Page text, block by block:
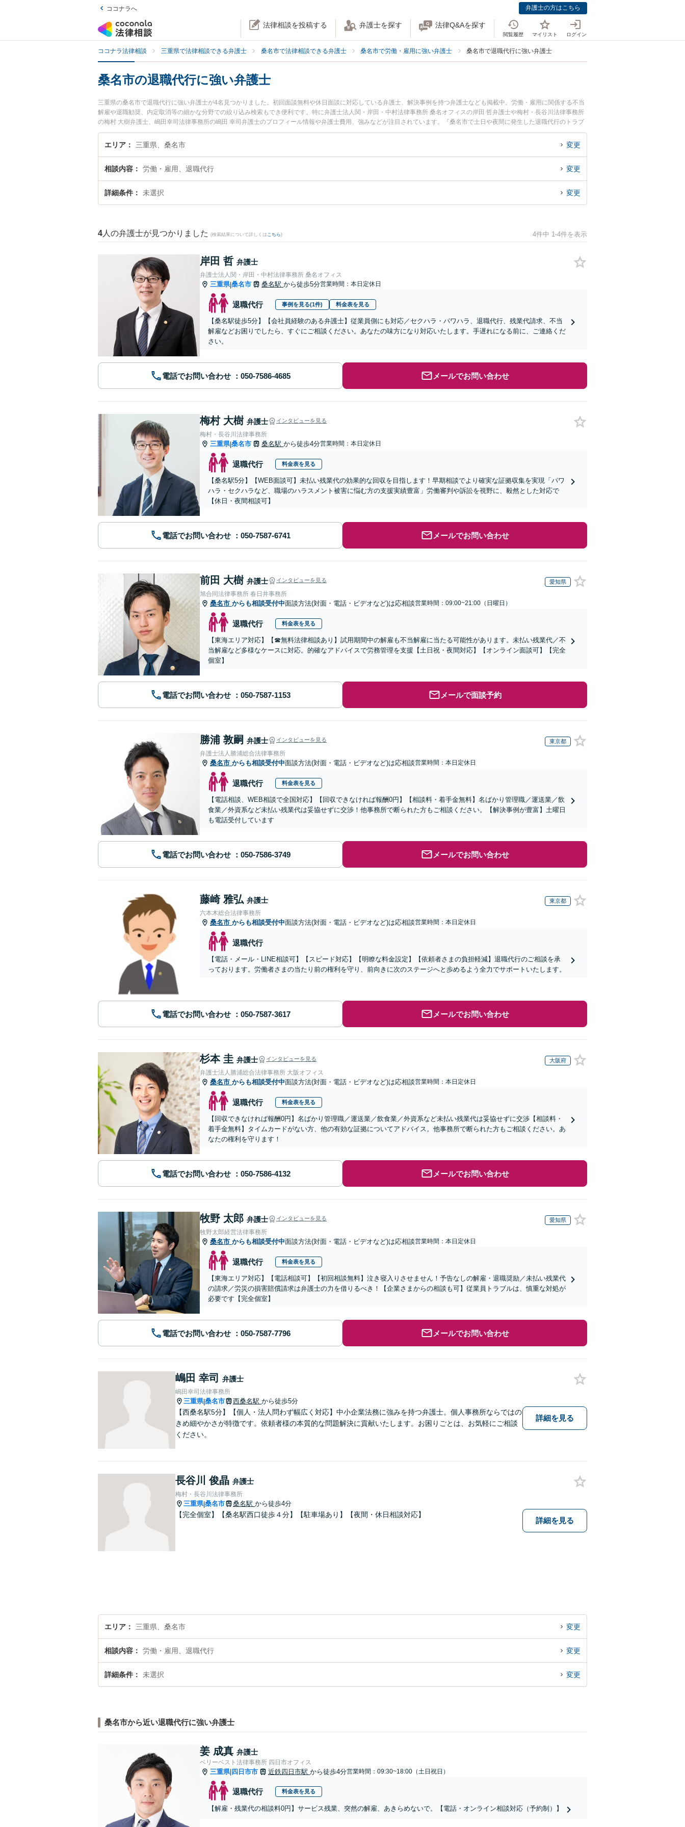
ココナラへ 弁護士の方はこちら
法律相談を投稿する 弁護士を探す 法律Q&Aを探す
閲覧履歴 マイリスト ログイン
ココナラ法律相談 三重県で法律相談できる弁護士 桑名市で法律相談できる弁護士 桑名市で労働・雇用に強い弁護士 桑名市で退職代行に強い弁護士
桑名市の退職代行に強い弁護士
三重県の桑名市で退職代行に強い弁護士が4名見つかりました。初回面談無料や休日面談に対応している弁護士、解決事例を持つ弁護士なども掲載中。労働・雇用に関係する不当
解雇や退職勧奨、内定取消等の細かな分野での絞り込み検索もでき便利です。特に弁護士法人関・岸田・中村法律事務所 桑名オフィスの岸田 哲弁護士や梅村・長谷川法律事務所
の梅村 大樹弁護士、嶋田幸司法律事務所の嶋田 幸司弁護士のプロフィール情報や弁護士費用、強みなどが注目されています。『桑名市で土日や夜間に発生した退職代行のトラブ
ルを今すぐに弁護士に相談したい』『退職代行のトラブル解決の実績豊富な近くの弁護士を検索したい』『初回相談無料で退職代行を法律相談できる桑名市内の弁護士に相談予約
したい』などでお困りの相談者さんにおすすめです。
エリア 三重県、桑名市 変更
相談内容 労働・雇用、退職代行 変更
詳細条件 未選択 変更
4 人の弁護士が見つかりました (検索結果について詳しくは こちら) 4件中 1-4件を表示
岸田 哲 弁護士
弁護士法人関・岸田・中村法律事務所 桑名オフィス
三重県|桑名市 桑名駅 から徒歩5分営業時間：本日定休日
退職代行 事例を見る(1件) 料金表を見る
【桑名駅徒歩5分】【会社員経験のある弁護士】従業員側にも対応／セクハラ・パワハラ、退職代行、残業代請求、不当
解雇などお困りでしたら、すぐにご相談ください。あなたの味方になり対応いたします。手遅れになる前に、ご連絡くだ
さい。
電話でお問い合わせ メールでお問い合わせ
梅村 大樹 弁護士 インタビューを見る
梅村・長谷川法律事務所
三重県|桑名市 桑名駅 から徒歩4分営業時間：本日定休日
退職代行 料金表を見る
【桑名駅5分】【WEB面談可】未払い残業代の効果的な回収を目指します！早期相談でより確実な証拠収集を実現「パワ
ハラ・セクハラなど、職場のハラスメント被害に悩む方の支援実績豊富」労働審判や訴訟を視野に、毅然とした対応で
【休日・夜間相談可】
電話でお問い合わせ メールでお問い合わせ
前田 大樹 弁護士 インタビューを見る 愛知県
旭合同法律事務所 春日井事務所
桑名市 からも相談受付中面談方法(対面・電話・ビデオなど)は応相談営業時間：09:00~21:00（日曜日）
退職代行 料金表を見る
【東海エリア対応】【☎︎無料法律相談あり】試用期間中の解雇も不当解雇に当たる可能性があります。未払い残業代／不
当解雇など多様なケースに対応。的確なアドバイスで労務管理を支援【土日祝・夜間対応】【オンライン面談可】【完全
個室】
電話でお問い合わせ メールで面談予約
勝浦 敦嗣 弁護士 インタビューを見る 東京都
弁護士法人勝浦総合法律事務所
桑名市 からも相談受付中面談方法(対面・電話・ビデオなど)は応相談営業時間：本日定休日
退職代行 料金表を見る
【電話相談、WEB相談で全国対応】【回収できなければ報酬0円】【相談料・着手金無料】名ばかり管理職／運送業／飲
食業／外資系など未払い残業代は妥協せずに交渉！他事務所で断られた方もご相談ください。【解決事例が豊富】土曜日
も電話受付しています
電話でお問い合わせ メールでお問い合わせ
藤崎 雅弘 弁護士 東京都
六本木総合法律事務所
桑名市 からも相談受付中面談方法(対面・電話・ビデオなど)は応相談営業時間：本日定休日
退職代行
【電話・メール・LINE相談可】【スピード対応】【明瞭な料金設定】【依頼者さまの負担軽減】退職代行のご相談を承
っております。労働者さまの当たり前の権利を守り、前向きに次のステージへと歩めるよう全力でサポートいたします。
電話でお問い合わせ メールでお問い合わせ
杉本 圭 弁護士 インタビューを見る 大阪府
弁護士法人勝浦総合法律事務所 大阪オフィス
桑名市 からも相談受付中面談方法(対面・電話・ビデオなど)は応相談営業時間：本日定休日
退職代行 料金表を見る
【回収できなければ報酬0円】名ばかり管理職／運送業／飲食業／外資系など未払い残業代は妥協せずに交渉【相談料・
着手金無料】タイムカードがない方、他の有効な証拠についてアドバイス。他事務所で断られた方もご相談ください。あ
なたの権利を守ります！
電話でお問い合わせ メールでお問い合わせ
牧野 太郎 弁護士 インタビューを見る 愛知県
牧野太郎経営法律事務所
桑名市 からも相談受付中面談方法(対面・電話・ビデオなど)は応相談営業時間：本日定休日
退職代行 料金表を見る
【東海エリア対応】【電話相談可】【初回相談無料】泣き寝入りさせません！予告なしの解雇・退職奨励／未払い残業代
の請求／労災の損害賠償請求は弁護士の力を借りるべき！【企業さまからの相談も可】従業員トラブルは、慎重な対処が
必要です【完全個室】
電話でお問い合わせ メールでお問い合わせ
嶋田 幸司 弁護士
嶋田幸司法律事務所
三重県|桑名市 西桑名駅 から徒歩5分
【西桑名駅5分】【個人・法人問わず幅広く対応】中小企業法務に強みを持つ弁護士。個人事務所ならではの
きめ細やかさが特徴です。依頼者様の本質的な問題解決に貢献いたします。お困りごとは、お気軽にご相談
ください。
詳細を見る
長谷川 俊晶 弁護士
梅村・長谷川法律事務所
三重県|桑名市 桑名駅 から徒歩4分
【完全個室】【桑名駅西口徒歩４分】【駐車場あり】【夜間・休日相談対応】
詳細を見る
エリア 三重県、桑名市 変更
相談内容 労働・雇用、退職代行 変更
詳細条件 未選択 変更
桑名市から近い退職代行に強い弁護士
姜 成真 弁護士
ベリーベスト法律事務所 四日市オフィス
三重県| 四日市市 近鉄四日市駅 から徒歩4分営業時間：09:30~18:00（土日祝日）
退職代行 料金表を見る
【解雇・残業代の相談料0円】サービス残業、突然の解雇、あきらめないで。【電話・オンライン相談対応（予約制）】